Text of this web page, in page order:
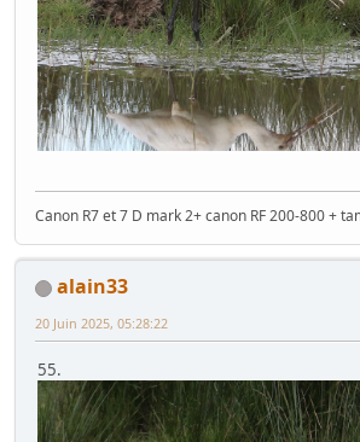
Canon R7 et 7 D mark 2+ canon RF 200-800 +
alain33
20 Juin 2025, 05:28:22
55.